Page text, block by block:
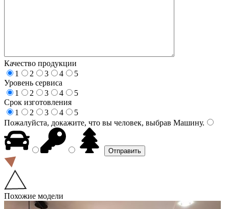
Качество продукции
1
2 3 4
5
Уровень сервиса
1
2 3 4
5
Срок изготовления
1
2 3 4
5
Пожалуйста, докажите, что вы человек, выбрав Машину.
Похожие модели